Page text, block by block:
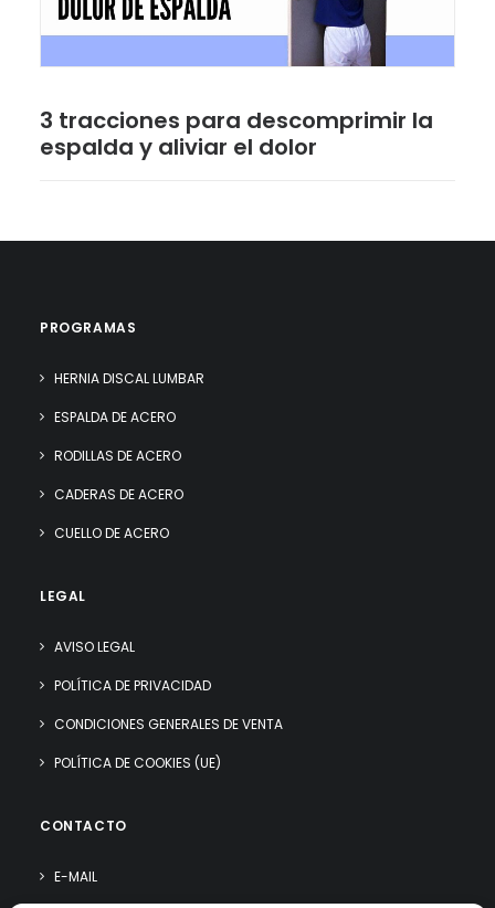
3 tracciones para descomprimir la
espalda y aliviar el dolor
PROGRAMAS
HERNIA DISCAL LUMBAR
ESPALDA DE ACERO
RODILLAS DE ACERO
CADERAS DE ACERO
CUELLO DE ACERO
LEGAL
AVISO LEGAL
POLÍTICA DE PRIVACIDAD
CONDICIONES GENERALES DE VENTA
POLÍTICA DE COOKIES (UE)
CONTACTO
E-MAIL